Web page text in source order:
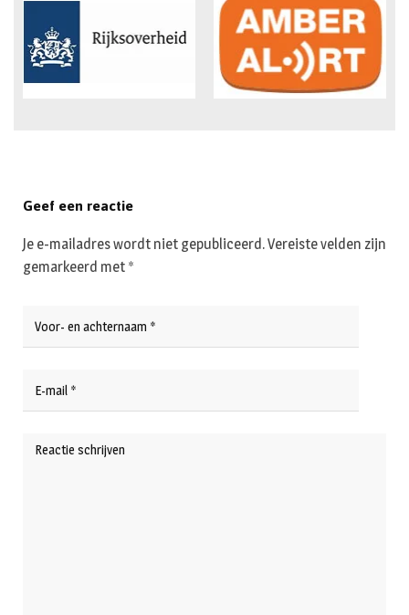
Geef een reactie
Je e-mailadres wordt niet gepubliceerd.Vereiste velden zijn
gemarkeerd met *